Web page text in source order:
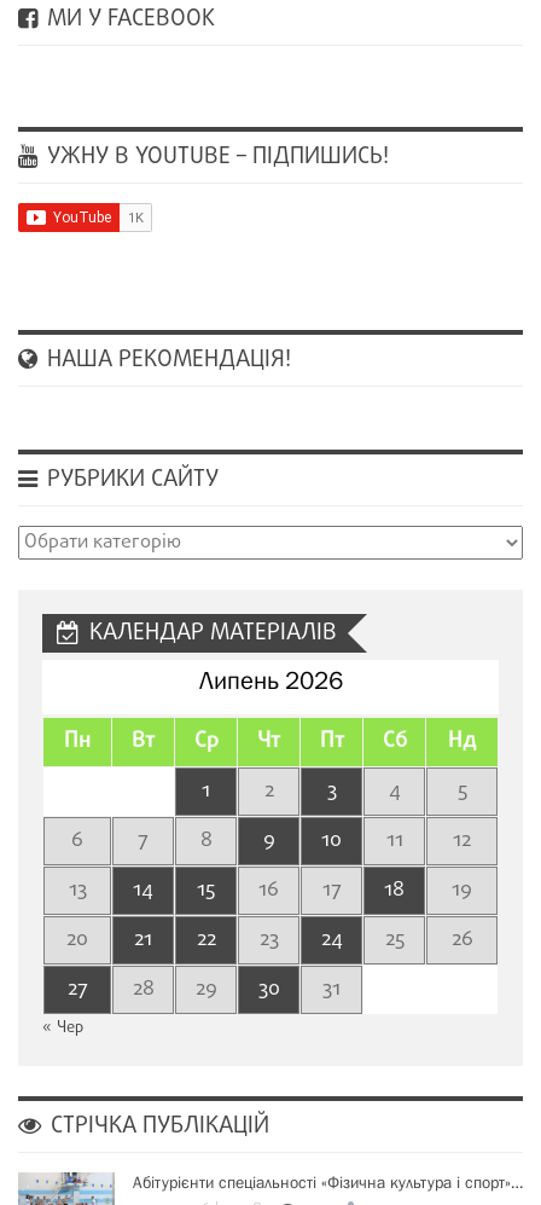
МИ У FACEBOOK
УЖНУ В YOUTUBE – ПІДПИШИСЬ!
НАША РЕКОМЕНДАЦІЯ!
РУБРИКИ САЙТУ
Рубрики
КАЛЕНДАР МАТЕРІАЛІВ
Липень 2026
Пн Вт Ср Чт Пт Сб Нд
1 2 3 4
5
6
7 8 9 10 11
12
13
14 15 16 17 18
19
20
21 22 23 24 25
26
27
28 29 30 31
« Чер
СТРІЧКА ПУБЛІКАЦІЙ
Абітурієнти спеціальності «Фізична культура і спорт»…